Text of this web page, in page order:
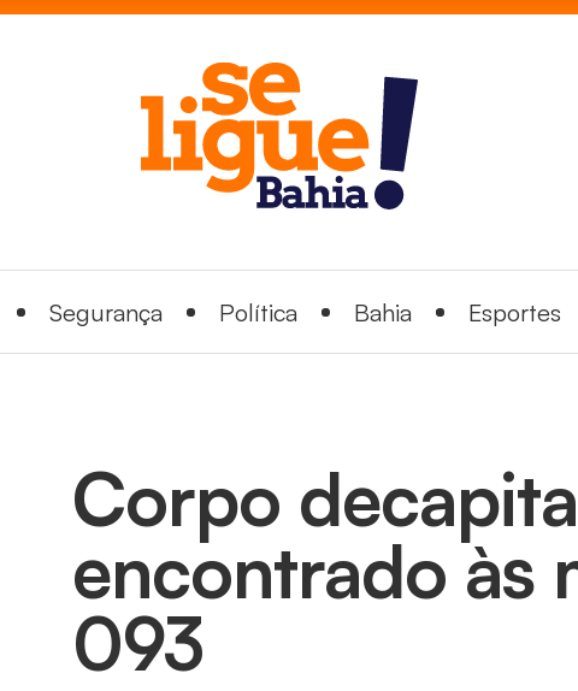
Segurança Política Bahia Esportes
Corpo
encontrado às
093